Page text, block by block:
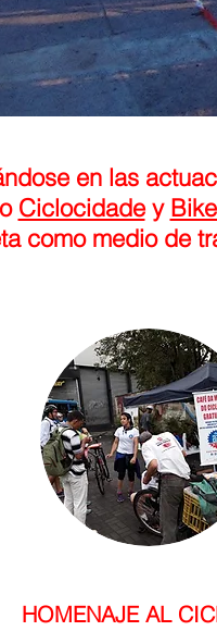
en las
Ciclocidadey
como medio de
HOMENAJE AL